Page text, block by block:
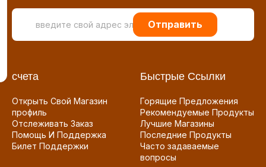
Отправить
счета
Открыть Свой Магазин
профиль
Отслеживать Заказ
Помощь И Поддержка
Билет Поддержки
Быстрые Ссылки
Горящие Предложения
Рекомендуемые Продукты
Лучшие Магазины
Последние Продукты
Часто задаваемые
вопросы